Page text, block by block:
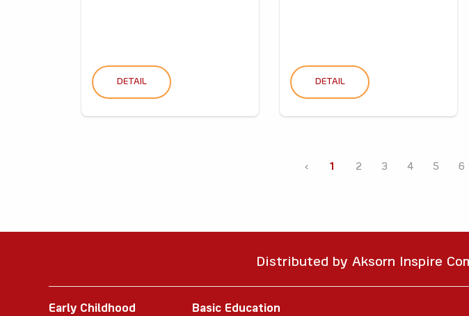
DETAIL DETAIL
‹ 1 2 3 4 5 6
Distributed by Aksorn Inspire
Early Childhood Basic Education